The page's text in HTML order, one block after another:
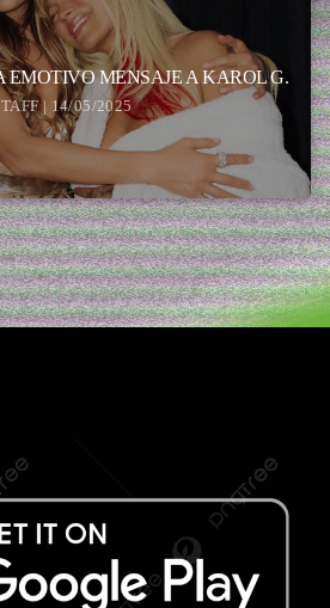
MENSAJE A KAROL G.
| 14/05/2025